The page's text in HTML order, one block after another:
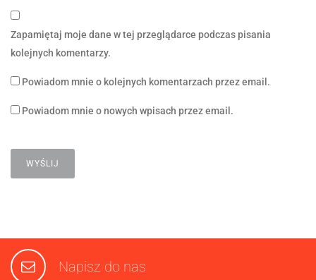
Zapamiętaj moje dane w tej przeglądarce podczas pisania
kolejnych komentarzy.
Powiadom mnie o kolejnych komentarzach przez email.
Powiadom mnie o nowych wpisach przez email.
Napisz do nas